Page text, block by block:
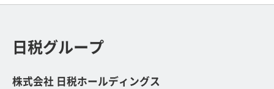
日税グループ
株式会社 日税ホールディングス